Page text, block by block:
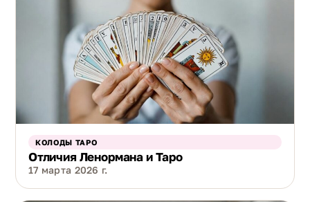
КОЛОДЫ ТАРО
Отличия Ленормана и Таро
17 марта 2026 г.